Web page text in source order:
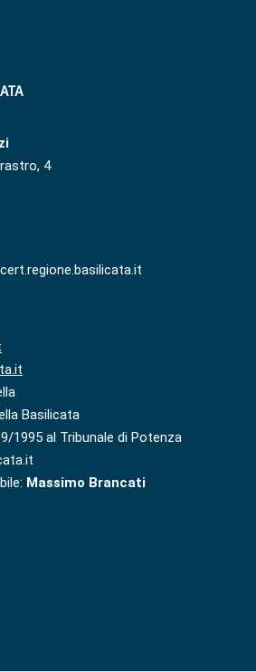
4
Basilicata
1995 al Tribunale di Potenza
Massimo Brancati